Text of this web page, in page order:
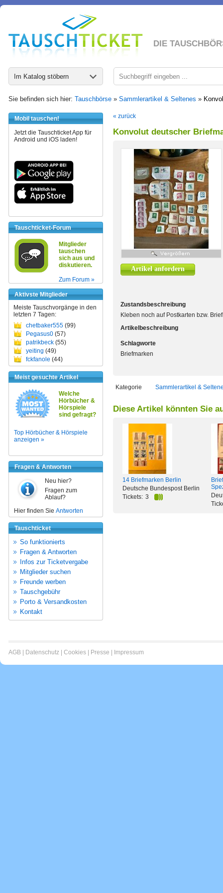
DIE
Im Katalog stöbern
Sie befinden sich hier: Tauschbörse » Sammlerartikel & Seltenes »
Mobil tauschen!
Jetzt die Tauschticket App für
Android und iOS laden!
Tauschticket-Forum
Mitglieder
tauschen
sich aus und
diskutieren.
Zum Forum »
Aktivste Mitglieder
Meiste Tauschvorgänge in den
letzten 7 Tagen:
chetbaker555 (99)
Pegasus0 (57)
patrikbeck (55)
yeiting (49)
fckfanole (44)
Meist gesuchte Artikel
Welche
Hörbücher &
Hörspiele
sind gefragt?
Top Hörbücher & Hörspiele
anzeigen »
Fragen & Antworten
Neu hier?
Fragen zum
Ablauf?
Hier finden Sie Antworten
Tauschticket
So funktionierts
Fragen & Antworten
Infos zur Ticketvergabe
Mitglieder suchen
Freunde werben
Tauschgebühr
Porto & Versandkosten
Kontakt
« zurück
Konvolut deutscher
Artikel anfordern
Zustandsbeschreibung
Kleben noch auf Postkarten bzw.
Artikelbeschreibung
Schlagworte
Briefmarken
Kategorie Sammlerartikel &
Diese Artikel könnten Sie
14 Briefmarken Berlin
Deutsche Bundespost Berlin
Tickets: 3
AGB Datenschutz Cookies Presse Impressum